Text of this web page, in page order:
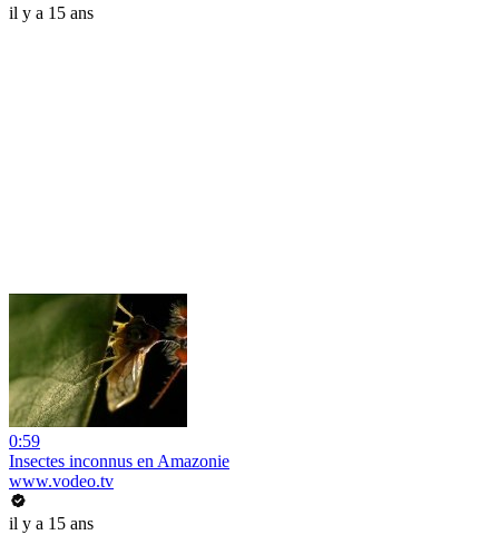
il y a 15 ans
0:59
Insectes inconnus en Amazonie
www.vodeo.tv
il y a 15 ans